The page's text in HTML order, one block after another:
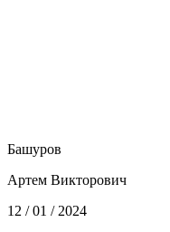
Башуров
Артем Викторович
12 / 01 / 2024